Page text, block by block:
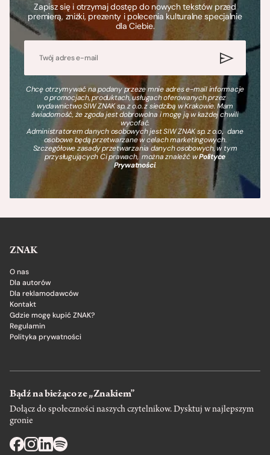
Zapisz się i otrzymaj dostęp do nowych tekstów przed
premierą, zniżki, prezenty i polecenia kulturalne specjalnie
dla Ciebie.
Chcę otrzymywać na podany przeze mnie adres e-mail informacje
o promocjach, produktach, usługach oferowanych przez
wydawnictwo SIW ZNAK sp. z o.o. z siedzibą w Krakowie. Mam
świadomość, że zgoda jest dobrowolna i mogę ją w każdej chwili
wycofać.
Administratorem danych osobowych jest SIW ZNAK sp. z o.o., dane
osobowe będą przetwarzane w celach marketingowych.
Szczegółowe zasady przetwarzania danych osobowych, w tym
przysługujących Ci prawach, można znaleźć wPolityce
Prywatności.
ZNAK
O nas
Dla autorów
Dla reklamodawców
Kontakt
Gdzie mogę kupić ZNAK?
Regulamin
Polityka prywatności
Bądź na bieżąco ze „Znakiem”
Dołącz do społeczności naszych czytelnikow. Dysktuj w najlepszym
gronie